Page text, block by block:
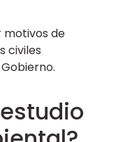
motivos de
civiles